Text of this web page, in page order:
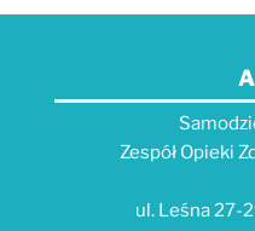
Zespół Opieki
ul. Leśna 27-